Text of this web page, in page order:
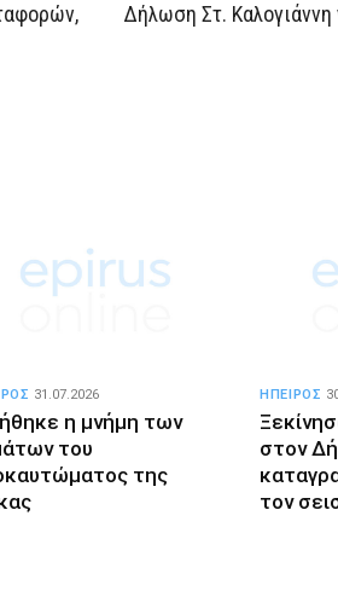
Δήλωση Στ. Καλογιάννη
η μνήμη των
του
της
31.07.2026
στον
τον
ΗΠΕΙΡΟΣ